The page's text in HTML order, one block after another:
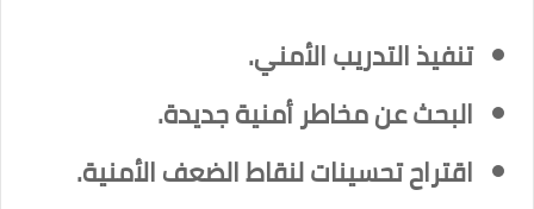
تنفيذ التدريب الأمني.
البحث عن مخاطر أمنية جديدة.
اقتراح تحسينات لنقاط الضعف الأمنية.